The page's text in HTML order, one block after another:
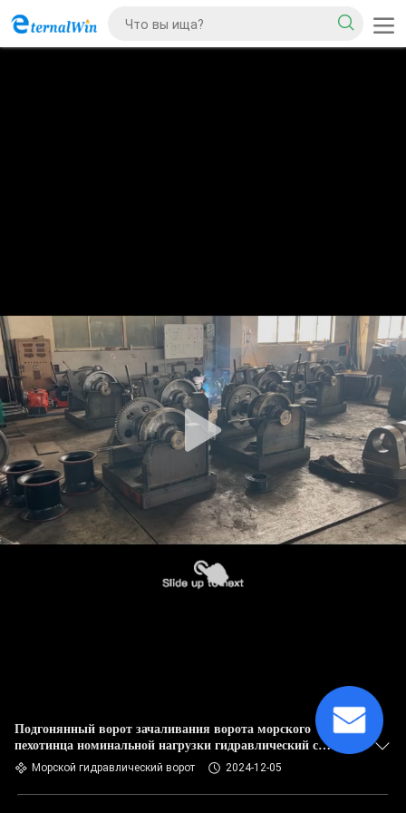
Подгонянный ворот зачаливания ворота морского
пехотинца номинальной нагрузки гидравлический с
одиночным барабанчиком
Морской гидравлический ворот 2024-12-05